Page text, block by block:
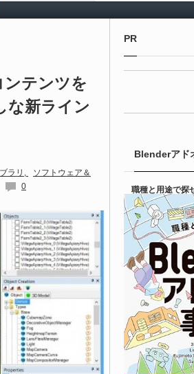
Gizmify Media Plane 2 | MP4
OVな...
2026-08-08
「Gizmify Media Plane」のバージョン２が
す！
続きを読む
Unreal Engine アセット
Material Parameter Manager |
2026-08-07
日本のゲーム系テクニカルアーティストの
（@Tack2_3D）が展開する「Kachipochi（
による、Unreal Engine向けエディタープラ
Parameter Manager」が公開されています
アル関数のパラメータ管理・整理・編集を
テンツを
な新ライン
ラリ
ソフトウェア＆
0
PR
Blenderアド
職種と用途で探